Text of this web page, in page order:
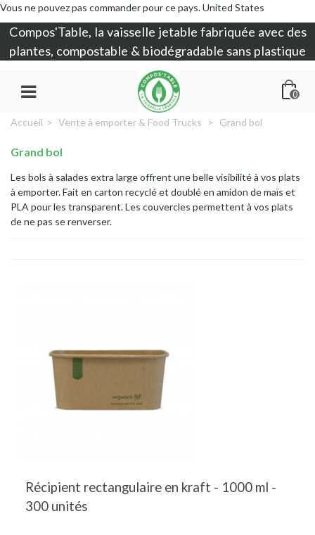
Vous ne pouvez pas commander pour ce pays.United States
Compos'Table, la vaisselle jetable fabriquée avec des
plantes, compostable & biodégradable sans plastique
0
Accueil > Vente à emporter & Food Trucks > Grand bol
Grand bol
Les bols à salades extra large offrent une belle visibilité à vos plats
à emporter. Fait en carton recyclé et doublé en amidon de maïs et
PLA pour les transparent. Les couvercles permettent à vos plats
de ne pas se renverser.
Récipient rectangulaire en kraft - 1000 ml -
300 unités